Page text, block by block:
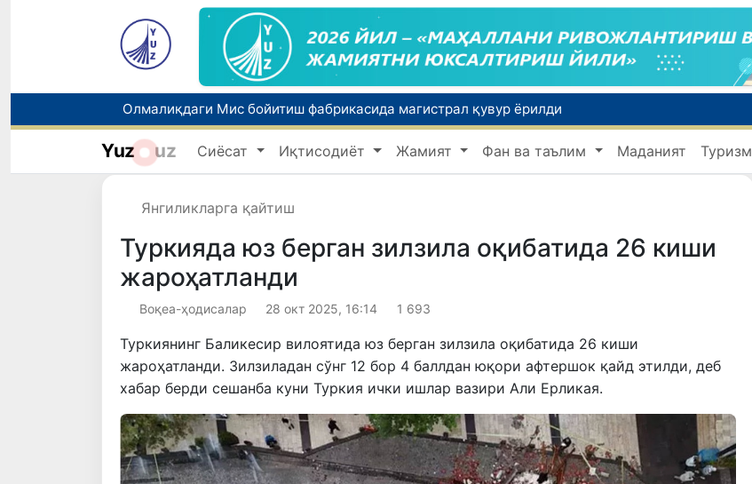
Олмалиқдаги Мис бойитиш фабрикасида магистрал қувур ёрилди
Коррупция ва фирибгарлик билан боғлиқ ҳолатлар аниқланди
Сирдарё вилоятида ноқонуний балиқ овлаш ҳолатига чек қўйилди
Савдо соҳасидаги корхоналар 18,8 трлн сўмдан ортиқ солиқ тўлади
Yuz uz Сиёсат Иқтисодиёт Жамият Фан ва таълим Маданият Туризм
Янгиликларга қайтиш
Туркияда юз берган зилзила оқибатида 26 киши
жароҳатланди
Воқеа-ҳодисалар 28 окт 2025, 16:14 1 693
Туркиянинг Баликесир вилоятида юз берган зилзила оқибатида 26 киши
жароҳатланди. Зилзиладан сўнг 12 бор 4 баллдан юқори афтершок қайд этилди, деб
хабар берди сешанба куни Туркия ички ишлар вазири Али Ерликая.